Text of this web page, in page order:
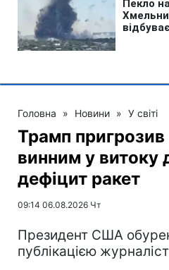
Головна » Новини » У світі
Трамп
винним у витоку
дефіцит ракет
09:14 06.08.2026 Чт
Президент США
публікацією